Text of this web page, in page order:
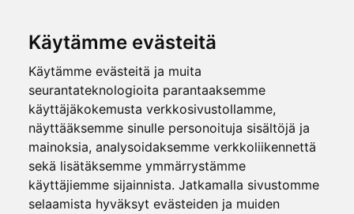
Käytämme evästeitä
Käytämme evästeitä ja muita
seurantateknologioita parantaaksemme
käyttäjäkokemusta verkkosivustollamme,
näyttääksemme sinulle personoituja sisältöjä ja
mainoksia, analysoidaksemme verkkoliikennettä
sekä lisätäksemme ymmärrystämme
käyttäjiemme sijainnista. Jatkamalla sivustomme
selaamista hyväksyt evästeiden ja muiden